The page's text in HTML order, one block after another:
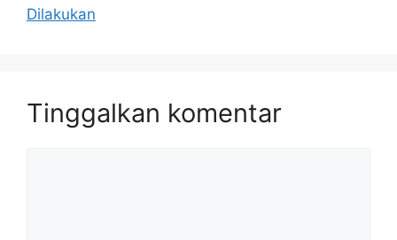
Dilakukan
Tinggalkan komentar